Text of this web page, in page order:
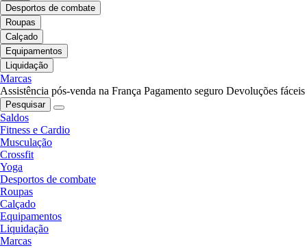
Desportos de combate
Roupas
Calçado
Equipamentos
Liquidação
Marcas
Assistência pós-venda na França Pagamento seguro Devoluções fáceis
Pesquisar
Saldos
Fitness e Cardio
Musculação
Crossfit
Yoga
Desportos de combate
Roupas
Calçado
Equipamentos
Liquidação
Marcas